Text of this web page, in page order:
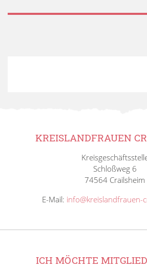
KREISLANDFRAUEN
Schloßweg 6
74564 Crailsheim
E-Mail: info@kreislandfrauen-
ICH MÖCHTE